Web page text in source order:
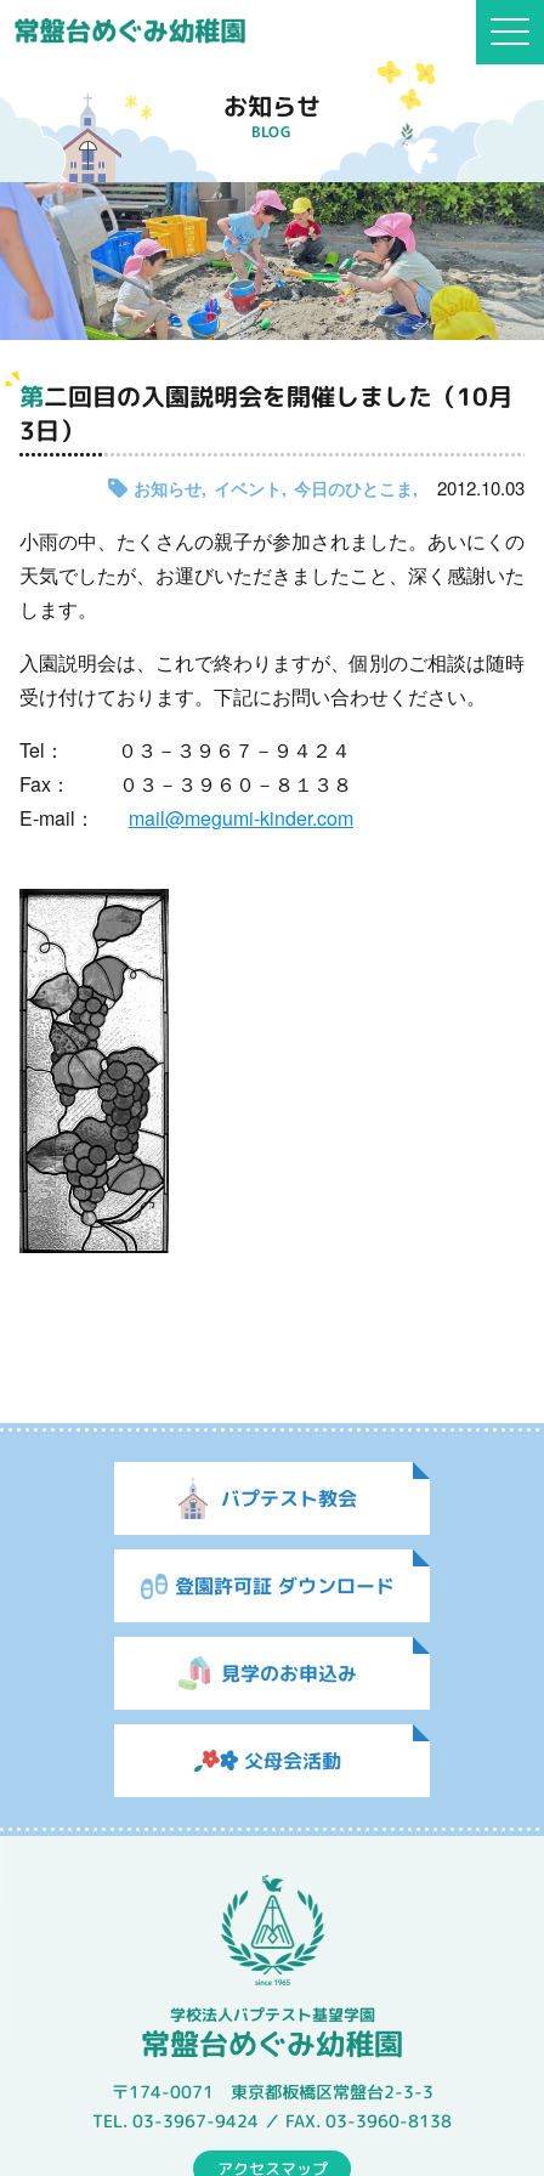
お知らせ
BLOG
第二回目の入園説明会を開催しました（10月
3日）
お知らせ イベント 今日のひとこま 2012.10.03
小雨の中、たくさんの親子が参加されました。あいにくの
天気でしたが、お運びいただきましたこと、深く感謝いた
します。
入園説明会は、これで終わりますが、個別のご相談は随時
受け付けております。下記にお問い合わせください。
Tel： ０３－３９６７－９４２４
Fax： ０３－３９６０－８１３８
E-mail： mail@megumi-kinder.com
バプテスト教会
登園許可証 ダウンロード
見学のお申込み
父母会活動
学校法人バプテスト基望学園
常盤台めぐみ幼稚園
〒174-0071 東京都板橋区常盤台2-3-3
TEL. 03-3967-9424 ／ FAX. 03-3960-8138
アクセスマップ